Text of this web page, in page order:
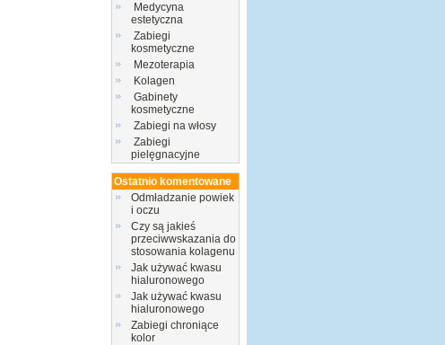
Medycyna
estetyczna
Zabiegi
kosmetyczne
Mezoterapia
Kolagen
Gabinety
kosmetyczne
Zabiegi na włosy
Zabiegi
pielęgnacyjne
Ostatnio komentowane
Odmładzanie powiek
i oczu
Czy są jakieś
przeciwwskazania do
stosowania kolagenu
Jak używać kwasu
hialuronowego
Jak używać kwasu
hialuronowego
Zabiegi chroniące
kolor